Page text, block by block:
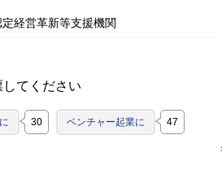
経営革新等支援機関
てください
30 ベンチャー起業に 47